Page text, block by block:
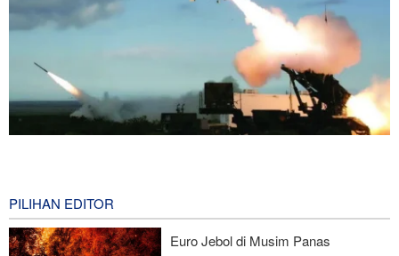
Baghaei: Rezim Zionis Ancaman Terbesar Keamanan Kawasan
PILIHAN EDITOR
Euro Jebol di Musim Panas